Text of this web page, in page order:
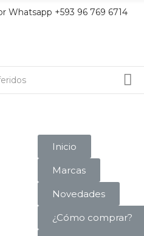
Whatsapp +593 96 769 6714
Inicio
Marcas
Novedades
¿Cómo comprar?